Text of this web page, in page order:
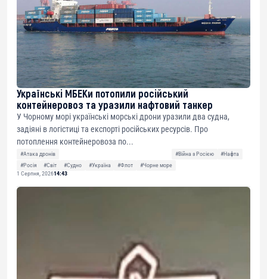
Українські МБЕКи потопили російський
контейнеровоз та уразили нафтовий танкер
У Чорному морі українські морські дрони уразили два судна,
задіяні в логістиці та експорті російських ресурсів. Про
потоплення контейнеровоза по...
#Атака дронів #Війна з Росією
#Нафта
#Росія
#Світ #Судно #Україна #Флот
#Чорне море
1 Серпня, 202614:43